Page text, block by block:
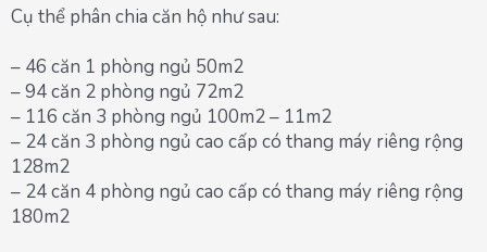
Cụ thể phân chia căn hộ như sau:
– 46 căn 1 phòng ngủ 50m2
– 94 căn 2 phòng ngủ 72m2
– 116 căn 3 phòng ngủ 100m2 – 11m2
– 24 căn 3 phòng ngủ cao cấp có thang máy riêng rộng
128m2
– 24 căn 4 phòng ngủ cao cấp có thang máy riêng rộng
180m2